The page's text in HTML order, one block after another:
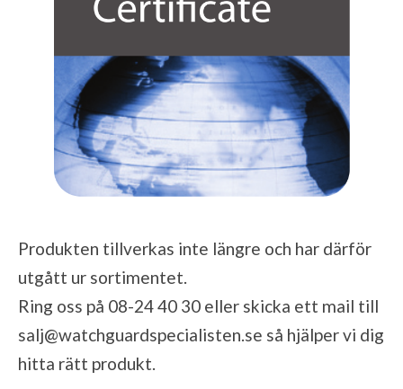
Produkten tillverkas inte längre och har därför
utgått ur sortimentet.
Ring oss på 08-24 40 30 eller skicka ett mail till
salj@watchguardspecialisten.se så hjälper vi dig
hitta rätt produkt.